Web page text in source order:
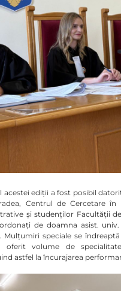
acestei ediții a fost posibil
Centrul de Cercetare
și studenților Facultății
de doamna asist.
Mulțumiri speciale se
oferit volume de
astfel la încurajarea